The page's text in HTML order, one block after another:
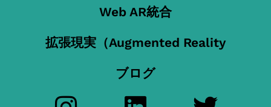
Web AR統合
拡張現実（Augmented Reality
ブログ